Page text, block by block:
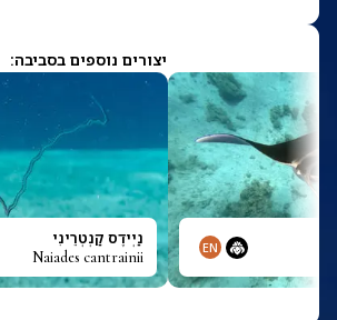
יצורים נוספים בסביבה:
EN נַיְידֶס קַנְטְרֵינִי
Naiades cantrainii